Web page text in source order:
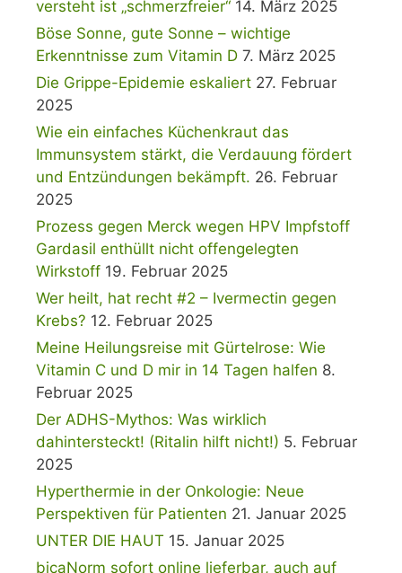
versteht ist „schmerzfreier“ 14. März 2025
Böse Sonne, gute Sonne – wichtige
Erkenntnisse zum Vitamin D 7. März 2025
Die Grippe-Epidemie eskaliert 27. Februar
2025
Wie ein einfaches Küchenkraut das
Immunsystem stärkt, die Verdauung fördert
und Entzündungen bekämpft. 26. Februar
2025
Prozess gegen Merck wegen HPV Impfstoff
Gardasil enthüllt nicht offengelegten
Wirkstoff 19. Februar 2025
Wer heilt, hat recht #2 – Ivermectin gegen
Krebs? 12. Februar 2025
Meine Heilungsreise mit Gürtelrose: Wie
Vitamin C und D mir in 14 Tagen halfen 8.
Februar 2025
Der ADHS-Mythos: Was wirklich
dahintersteckt! (Ritalin hilft nicht!) 5. Februar
2025
Hyperthermie in der Onkologie: Neue
Perspektiven für Patienten 21. Januar 2025
UNTER DIE HAUT 15. Januar 2025
bicaNorm sofort online lieferbar, auch auf